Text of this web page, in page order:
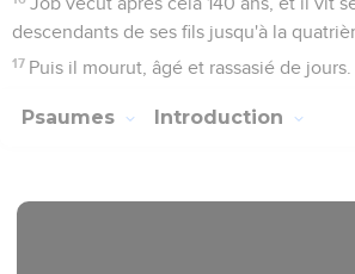
descendants de ses fils jusqu'à la
17 Puis il mourut, âgé et rassasié de jours.
Psaumes Introduction